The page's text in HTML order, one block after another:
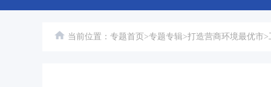
当前位置： 专题首页 >专题专辑>打造营商环境最优市>